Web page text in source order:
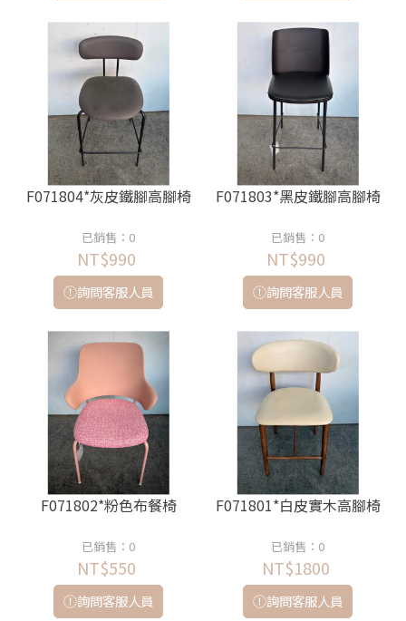
F071804*灰皮鐵腳高腳椅
已銷售：0
NT$990
詢問客服人員
F071803*黑皮鐵腳高腳椅
已銷售：0
NT$990
詢問客服人員
F071802*粉色布餐椅
已銷售：0
NT$550
詢問客服人員
F071801*白皮實木高腳椅
已銷售：0
NT$1800
詢問客服人員